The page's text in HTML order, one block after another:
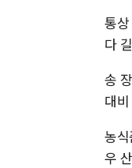
통
다
송
대
농
우